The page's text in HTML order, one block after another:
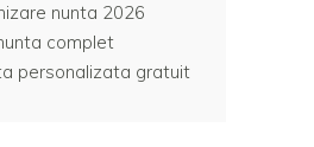
nunta 2026
complet
personalizata gratuit